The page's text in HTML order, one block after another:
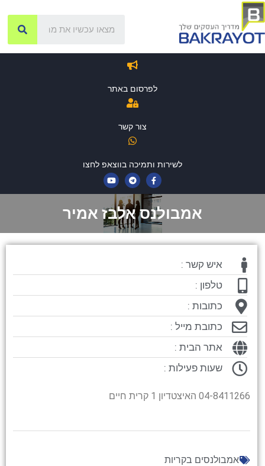
לפרסום באתר
צור קשר
לשירות ותמיכה בווצאפ לחצו
אמבולנס אלבז אמיר
איש קשר :
טלפון :
כתובות :
כתובת מייל :
אתר הבית :
שעות פעילות :
04-8411266 האיצטדיון 1 קרית חיים
אמבולנסים בקריות